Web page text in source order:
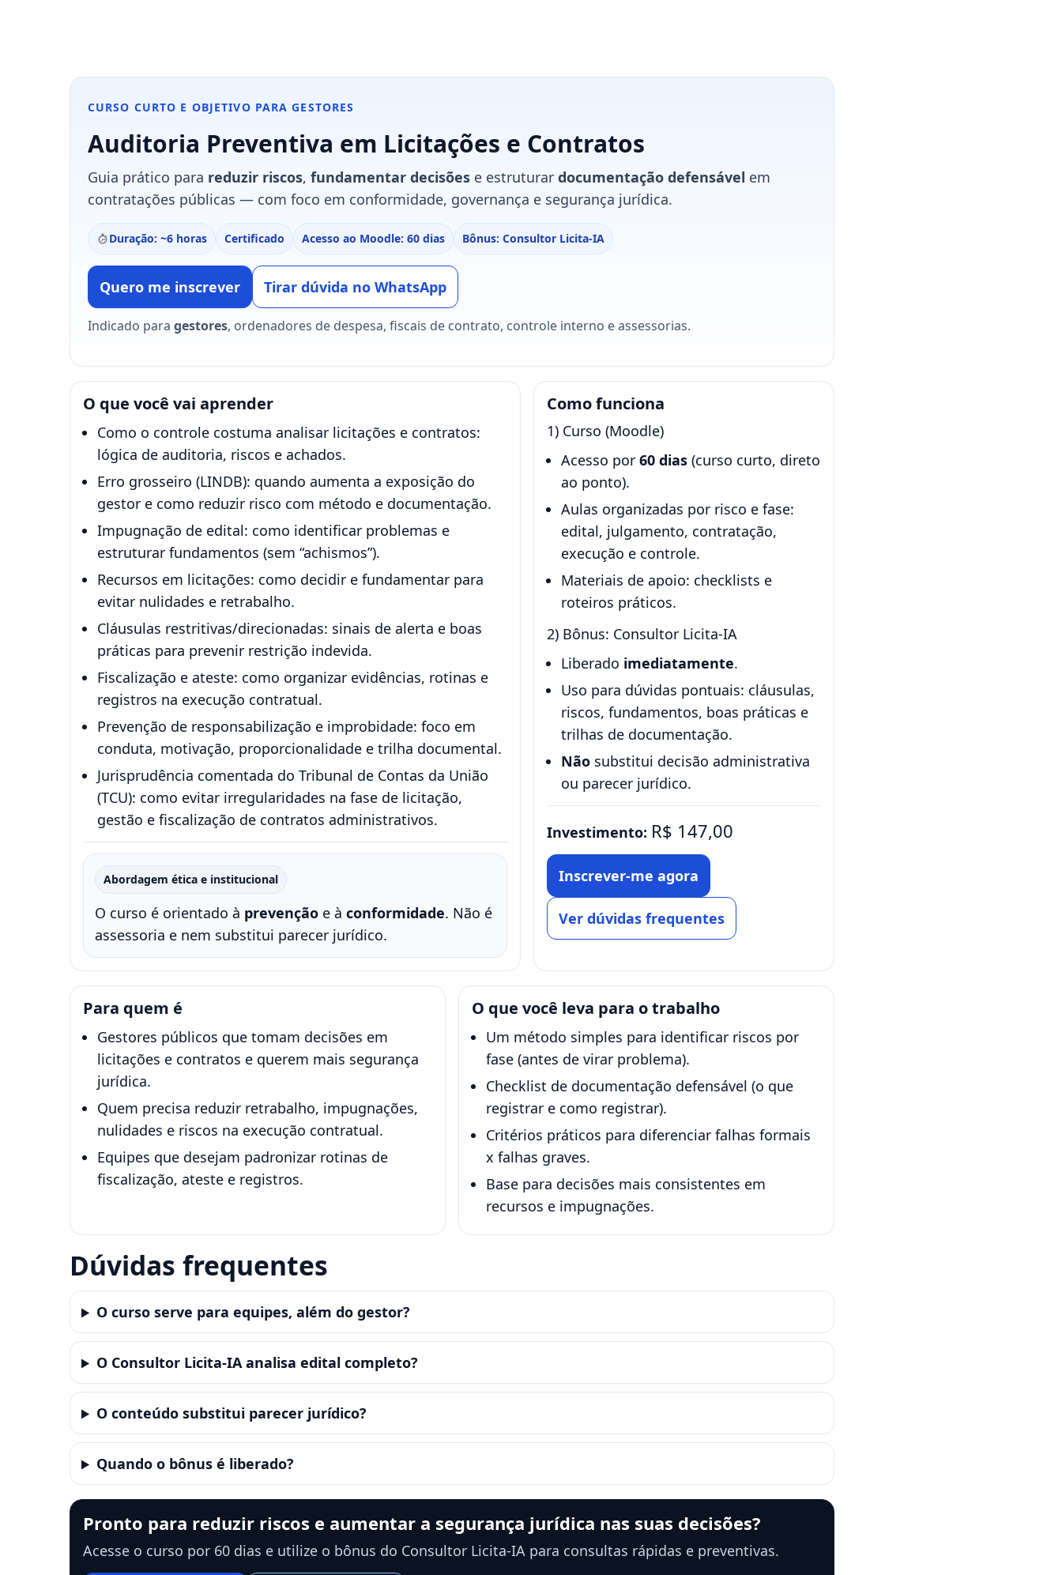
CURSO CURTO E OBJETIVO PARA GESTORES
Auditoria Preventiva em Licitações e Contratos
Guia prático para reduzir riscos, fundamentar decisões e estruturar documentação defensável em
contratações públicas — com foco em conformidade, governança e segurança jurídica.
Duração: ~6 horas Certificado Acesso ao Moodle: 60 dias Bônus: Consultor Licita-IA
Quero me inscrever Tirar dúvida no WhatsApp
Indicado para gestores, ordenadores de despesa, fiscais de contrato, controle interno e assessorias.
O que você vai aprender
Como o controle costuma analisar licitações e contratos:
lógica de auditoria, riscos e achados.
Erro grosseiro (LINDB): quando aumenta a exposição do
gestor e como reduzir risco com método e documentação.
Impugnação de edital: como identificar problemas e
estruturar fundamentos (sem “achismos”).
Recursos em licitações: como decidir e fundamentar para
evitar nulidades e retrabalho.
Cláusulas restritivas/direcionadas: sinais de alerta e boas
práticas para prevenir restrição indevida.
Fiscalização e ateste: como organizar evidências, rotinas e
registros na execução contratual.
Prevenção de responsabilização e improbidade: foco em
conduta, motivação, proporcionalidade e trilha documental.
Jurisprudência comentada do Tribunal de Contas da União
(TCU): como evitar irregularidades na fase de licitação,
gestão e fiscalização de contratos administrativos.
Abordagem ética e institucional
O curso é orientado à prevenção e à conformidade. Não é
assessoria e nem substitui parecer jurídico.
Como funciona
1) Curso (Moodle)
Acesso por60 dias (curso curto, direto
ao ponto).
Aulas organizadas por risco e fase:
edital, julgamento, contratação,
execução e controle.
Materiais de apoio: checklists e
roteiros práticos.
2) Bônus: Consultor Licita-IA
Liberado imediatamente.
Uso para dúvidas pontuais: cláusulas,
riscos, fundamentos, boas práticas e
trilhas de documentação.
Não substitui decisão administrativa
ou parecer jurídico.
Investimento: R$ 147,00
Inscrever-me agora
Ver dúvidas frequentes
Para quem é
Gestores públicos que tomam decisões em
licitações e contratos e querem mais segurança
jurídica.
Quem precisa reduzir retrabalho, impugnações,
nulidades e riscos na execução contratual.
Equipes que desejam padronizar rotinas de
fiscalização, ateste e registros.
O que você leva para o trabalho
Um método simples para identificar riscos por
fase (antes de virar problema).
Checklist de documentação defensável (o que
registrar e como registrar).
Critérios práticos para diferenciar falhas formais
x falhas graves.
Base para decisões mais consistentes em
recursos e impugnações.
Dúvidas frequentes
O curso serve para equipes, além do gestor?
O Consultor Licita-IA analisa edital completo?
O conteúdo substitui parecer jurídico?
Quando o bônus é liberado?
Pronto para reduzir riscos e aumentar a segurança jurídica nas suas decisões?
Acesse o curso por 60 dias e utilize o bônus do Consultor Licita-IA para consultas rápidas e preventivas.